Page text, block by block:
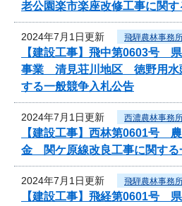
老公園楽市楽座改修工事に関
2024年7月1日更新 飛騨農林事務
【建設工事】飛中第0603号
事業 清見荘川地区 徳野用水
する一般競争入札公告
2024年7月1日更新 西濃農林事務
【建設工事】西林第0601号
金 関ケ原線改良工事に関する
2024年7月1日更新 飛騨農林事務
【建設工事】飛経第0601号